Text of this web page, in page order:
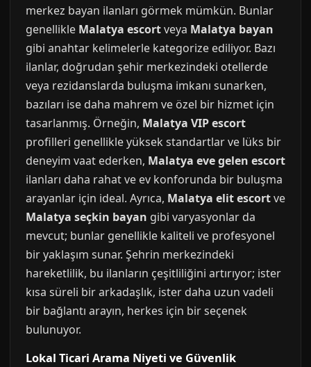
merkez bayan ilanları görmek mümkün. Bunlar
genellikle Malatya escortveya Malatya bayan
gibi anahtar kelimelerle kategorize ediliyor. Bazı
ilanlar, doğrudan şehir merkezindeki otellerde
veya rezidanslarda buluşma imkanı sunarken,
bazıları ise daha mahrem ve özel bir hizmet için
tasarlanmış. Örneğin, Malatya VIP escort
profilleri genellikle yüksek standartlar ve lüks bir
deneyim vaat ederken, Malatya eve gelen escort
ilanları daha rahat ve ev konforunda bir buluşma
arayanlar için ideal. Ayrıca, Malatya elit escortve
Malatya seçkin bayan gibi varyasyonlar da
mevcut; bunlar genellikle kaliteli ve profesyonel
bir yaklaşım sunar. Şehrin merkezindeki
hareketlilik, bu ilanların çeşitliliğini artırıyor; ister
kısa süreli bir arkadaşlık, ister daha uzun vadeli
bir bağlantı arayın, herkes için bir seçenek
bulunuyor.
Lokal Ticari Arama Niyeti ve Güvenlik